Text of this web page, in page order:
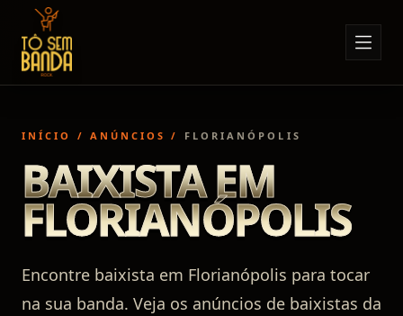
Sobre Nós
Eventos
Minha Conta
INÍCIO / ANÚNCIOS / FLORIANÓPOLIS
BAIXISTA EM
FLORIANÓPOLIS
Encontre baixista em Florianópolis para tocar
na sua banda. Veja os anúncios de baixistas da